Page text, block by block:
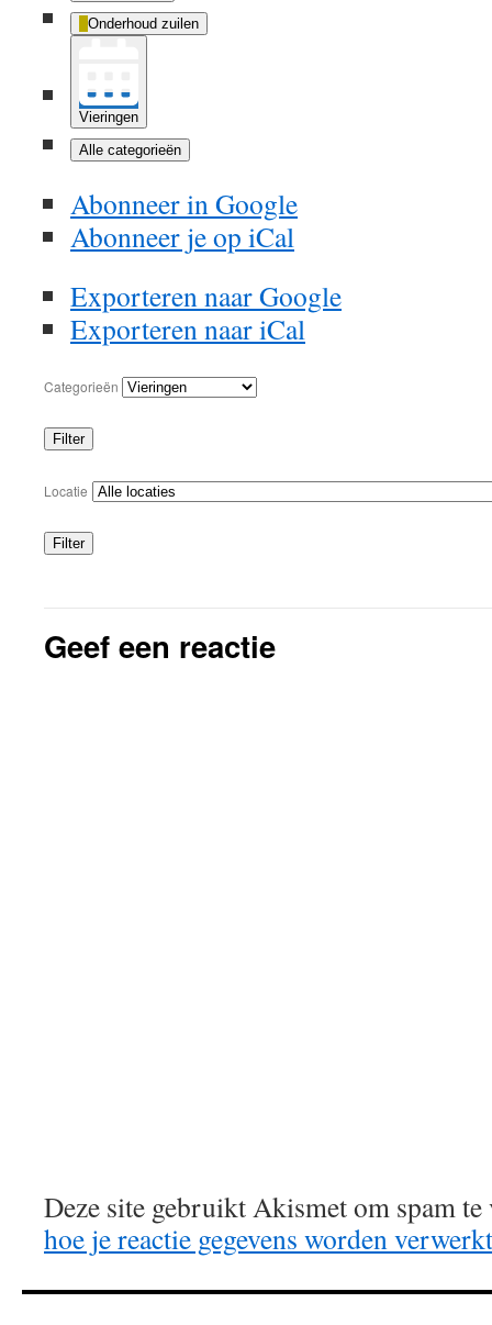
Onderhoud zuilen
Vieringen
Alle categorieën
Abonneer inGoogle
Abonneer je op iCal
Exporteren naarGoogle
Exporteren naariCal
Categorieën
Filter
Categorieën
Locatie
Filter
Locaties
Geef een reactie
Deze site gebruikt Akismet om spam
hoe je reactie gegevens worden verwerkt